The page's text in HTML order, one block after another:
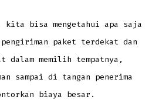
bisa mengetahui apa saja
paket terdekat dan
dalam memilih tempatnya,
sampai di tangan penerima
biaya besar.